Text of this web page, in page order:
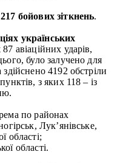
217 бойових зіткнень.
українських
87 авіаційних ударів,
було залучено для
4192 обстріли
з яких 118 – із
по районах
Лук’янівське,
області;
області.